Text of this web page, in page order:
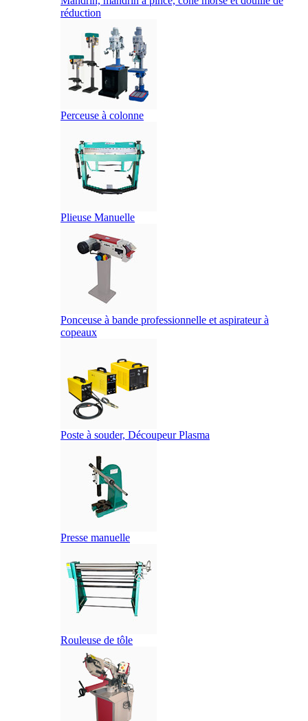
réduction
Perceuse à colonne
Plieuse Manuelle
Ponceuse à bande professionnelle et aspirateur à
copeaux
Poste à souder, Découpeur Plasma
Presse manuelle
Rouleuse de tôle